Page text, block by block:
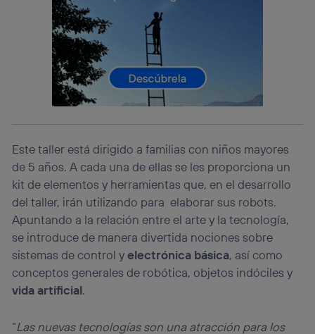
Este taller está dirigido a familias con niños mayores
de 5 años. A cada una de ellas se les proporciona un
kit de elementos y herramientas que, en el desarrollo
del taller, irán utilizando para elaborar sus robots.
Apuntando a la relación entre el arte y la tecnología,
se introduce de manera divertida nociones sobre
sistemas de control yelectrónica básica, así como
conceptos generales de robótica, objetos indóciles y
vida artificial.
“Las nuevas tecnologías son una atracción para los
consienta el uso de la tecnología recibirá el mismo
identificador. Típicamente:
Si utilizas unaconexión de banda ancha
el marketing o análisis se realizará en función de las
actividades de navegación de los miembros del hogar
que hayan dado su consentimiento.
Si utilizasdatos móviles, el marketing será más
Puedes gestionar los consentimientos Utiq seleccionando
“Administrar Utiq” en la parte inferior de esta página web o
portal de privacidad de Utiq
(“consenthub”) . Para más información, consulta
la política de privacidad de Utiq.